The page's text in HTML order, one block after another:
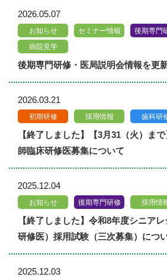
2026.05.07
お知らせ セミナー情報 後期専門
病院見学
後期専門研修・医局説明会情報を更
2026.03.21
初期研修 採用情報 歯科研
【終了しました】【3月31（火）ま
師臨床研修医募集について
2025.12.04
お知らせ 後期専門研修 採用情
【終了しました】令和8年度シニア
研修医）採用試験（三次募集）につ
2025.12.03